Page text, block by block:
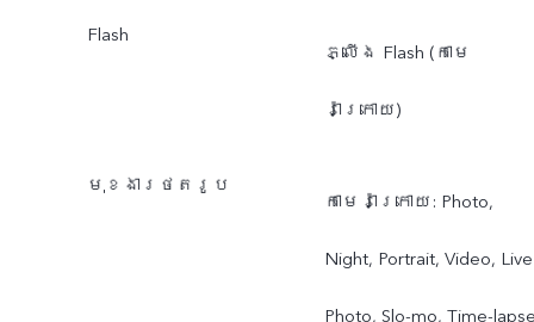
Flash
ភ្លើង Flash (កាមេ
រ៉ាក្រោយ)
មុខងារថតរូប
កាមេរ៉ាក្រោយ: Photo,
Night, Portrait, Video, Live
Photo, Slo-mo, Time-